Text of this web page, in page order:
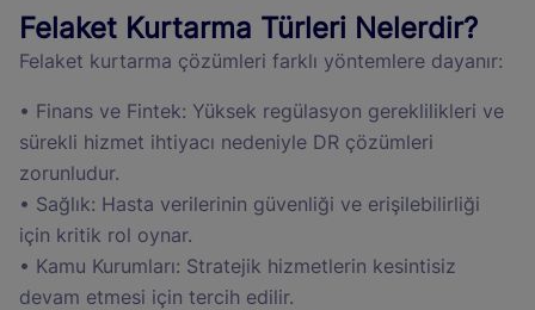
Felaket Kurtarma Türleri Nelerdir?
Felaket kurtarma çözümleri farklı yöntemlere dayanır:
• Finans ve Fintek: Yüksek regülasyon gereklilikleri ve
sürekli hizmet ihtiyacı nedeniyle DR çözümleri
zorunludur.
• Sağlık: Hasta verilerinin güvenliği ve erişilebilirliği
için kritik rol oynar.
• Kamu Kurumları: Stratejik hizmetlerin kesintisiz
devam etmesi için tercih edilir.